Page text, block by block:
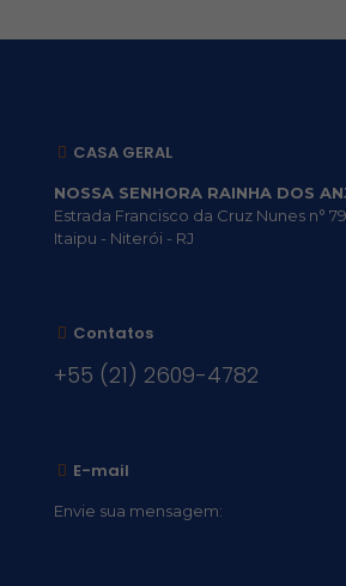
CASA GERAL
NOSSA SENHORA RAINHA DOS
Estrada Francisco da Cruz Nunes n°
Itaipu - Niterói - RJ
Contatos
+55 (21) 2609-4782
E-mail
Envie sua mensagem: